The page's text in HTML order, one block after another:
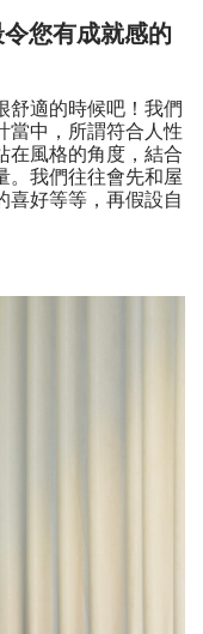
您有成就感的
舒適的時候吧！我們
當中，所謂符合人性
在風格的角度，結合
。我們往往會先和屋
喜好等等，再假設自